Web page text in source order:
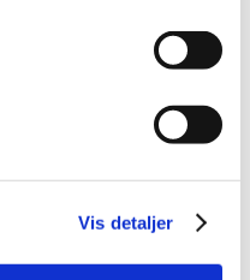
Vis detaljer
til at drive Taastrup…
…